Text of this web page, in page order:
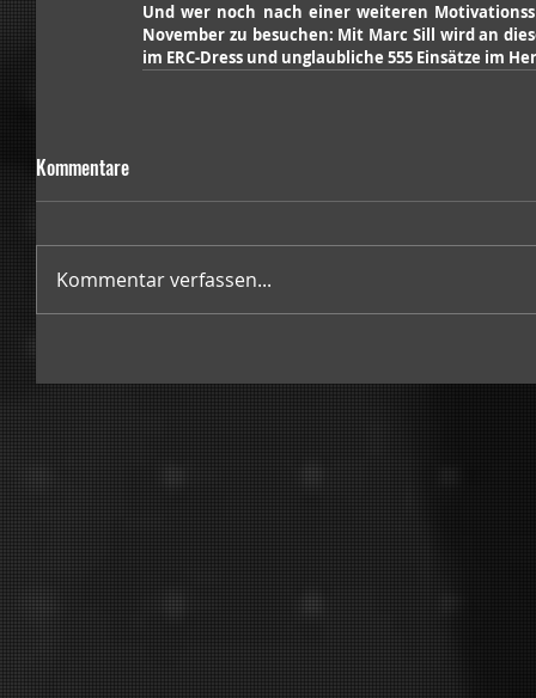
Und wer noch nach einer weiteren
November zu besuchen: Mit Marc Sill wird an
im ERC-Dress und unglaubliche 555 Einsätze im
Kommentare
Kommentar verfassen...